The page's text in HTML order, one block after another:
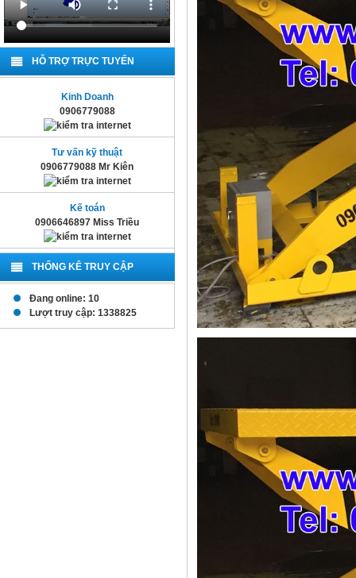
HỖ TRỢ TRỰC TUYẾN
Kinh Doanh
0906779088
Tư vấn kỹ thuật
0906779088 Mr Kiên
Kế toán
0906646897 Miss Triều
THỐNG KÊ TRUY CẬP
Đang online: 10
Lượt truy cập: 1338825